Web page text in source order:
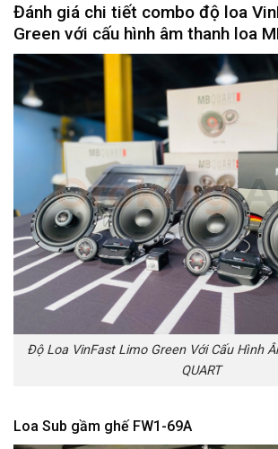
Đánh giá chi tiết combo độ loa
Green với cấu hình âm thanh loa
Độ Loa VinFast Limo Green Với Cấu Hình
QUART
Loa Sub gầm ghế FW1-69A